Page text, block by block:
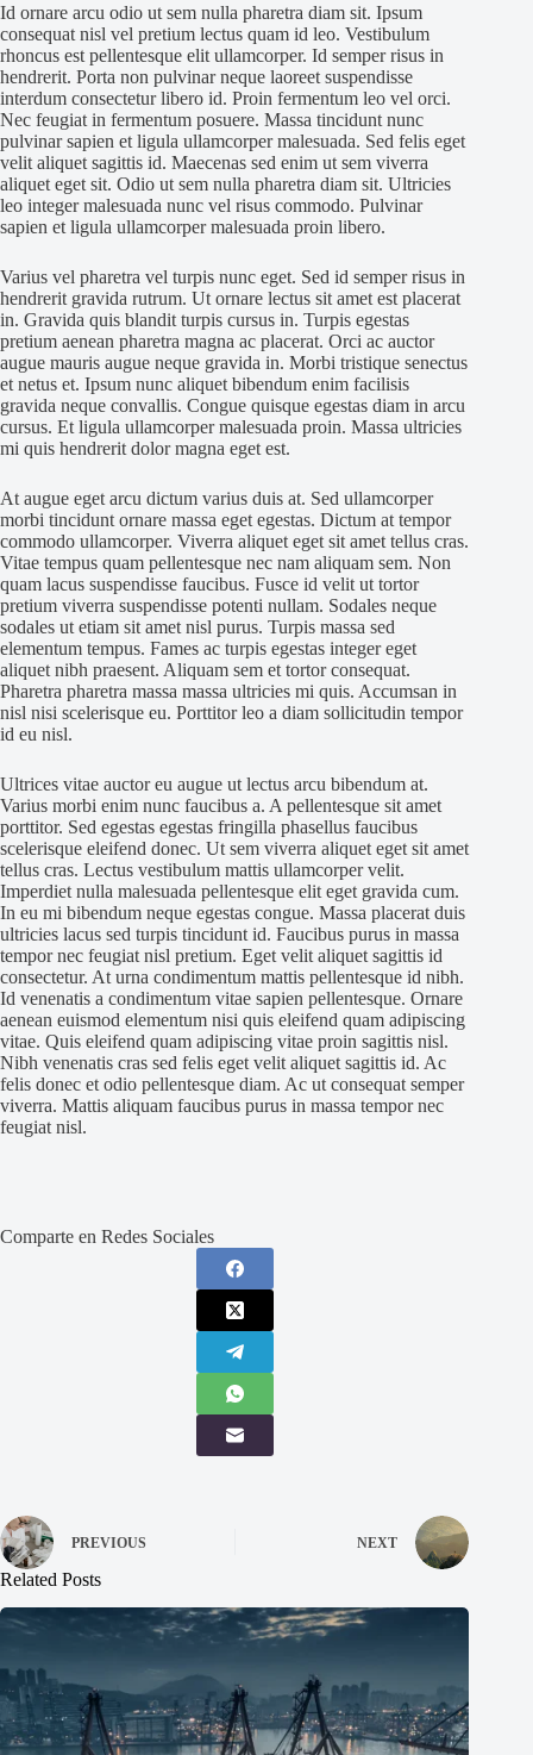
Id ornare arcu odio ut sem nulla pharetra diam sit. Ipsum
consequat nisl vel pretium lectus quam id leo. Vestibulum
rhoncus est pellentesque elit ullamcorper. Id semper risus in
hendrerit. Porta non pulvinar neque laoreet suspendisse
interdum consectetur libero id. Proin fermentum leo vel orci.
Nec feugiat in fermentum posuere. Massa tincidunt nunc
pulvinar sapien et ligula ullamcorper malesuada. Sed felis eget
velit aliquet sagittis id. Maecenas sed enim ut sem viverra
aliquet eget sit. Odio ut sem nulla pharetra diam sit. Ultricies
leo integer malesuada nunc vel risus commodo. Pulvinar
sapien et ligula ullamcorper malesuada proin libero.
Varius vel pharetra vel turpis nunc eget. Sed id semper risus in
hendrerit gravida rutrum. Ut ornare lectus sit amet est placerat
in. Gravida quis blandit turpis cursus in. Turpis egestas
pretium aenean pharetra magna ac placerat. Orci ac auctor
augue mauris augue neque gravida in. Morbi tristique senectus
et netus et. Ipsum nunc aliquet bibendum enim facilisis
gravida neque convallis. Congue quisque egestas diam in arcu
cursus. Et ligula ullamcorper malesuada proin. Massa ultricies
mi quis hendrerit dolor magna eget est.
At augue eget arcu dictum varius duis at. Sed ullamcorper
morbi tincidunt ornare massa eget egestas. Dictum at tempor
commodo ullamcorper. Viverra aliquet eget sit amet tellus cras.
Vitae tempus quam pellentesque nec nam aliquam sem. Non
quam lacus suspendisse faucibus. Fusce id velit ut tortor
pretium viverra suspendisse potenti nullam. Sodales neque
sodales ut etiam sit amet nisl purus. Turpis massa sed
elementum tempus. Fames ac turpis egestas integer eget
aliquet nibh praesent. Aliquam sem et tortor consequat.
Pharetra pharetra massa massa ultricies mi quis. Accumsan in
nisl nisi scelerisque eu. Porttitor leo a diam sollicitudin tempor
id eu nisl.
Ultrices vitae auctor eu augue ut lectus arcu bibendum at.
Varius morbi enim nunc faucibus a. A pellentesque sit amet
porttitor. Sed egestas egestas fringilla phasellus faucibus
scelerisque eleifend donec. Ut sem viverra aliquet eget sit amet
tellus cras. Lectus vestibulum mattis ullamcorper velit.
Imperdiet nulla malesuada pellentesque elit eget gravida cum.
In eu mi bibendum neque egestas congue. Massa placerat duis
ultricies lacus sed turpis tincidunt id. Faucibus purus in massa
tempor nec feugiat nisl pretium. Eget velit aliquet sagittis id
consectetur. At urna condimentum mattis pellentesque id nibh.
Id venenatis a condimentum vitae sapien pellentesque. Ornare
aenean euismod elementum nisi quis eleifend quam adipiscing
vitae. Quis eleifend quam adipiscing vitae proin sagittis nisl.
Nibh venenatis cras sed felis eget velit aliquet sagittis id. Ac
felis donec et odio pellentesque diam. Ac ut consequat semper
viverra. Mattis aliquam faucibus purus in massa tempor nec
feugiat nisl.
Comparte en Redes Sociales
PREVIOUS NEXT
Related Posts